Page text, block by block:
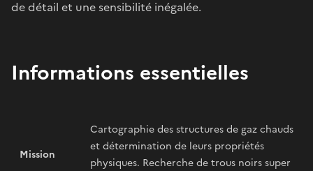
de détail et une sensibilité inégalée.
Informations essentielles
Mission
Cartographie des structures de gaz chauds
et détermination de leurs propriétés
physiques. Recherche de trous noirs super